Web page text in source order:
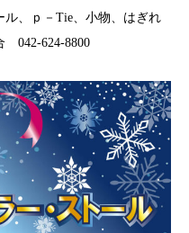
、ｐ－Tie、小物、はぎれ
042-624-8800